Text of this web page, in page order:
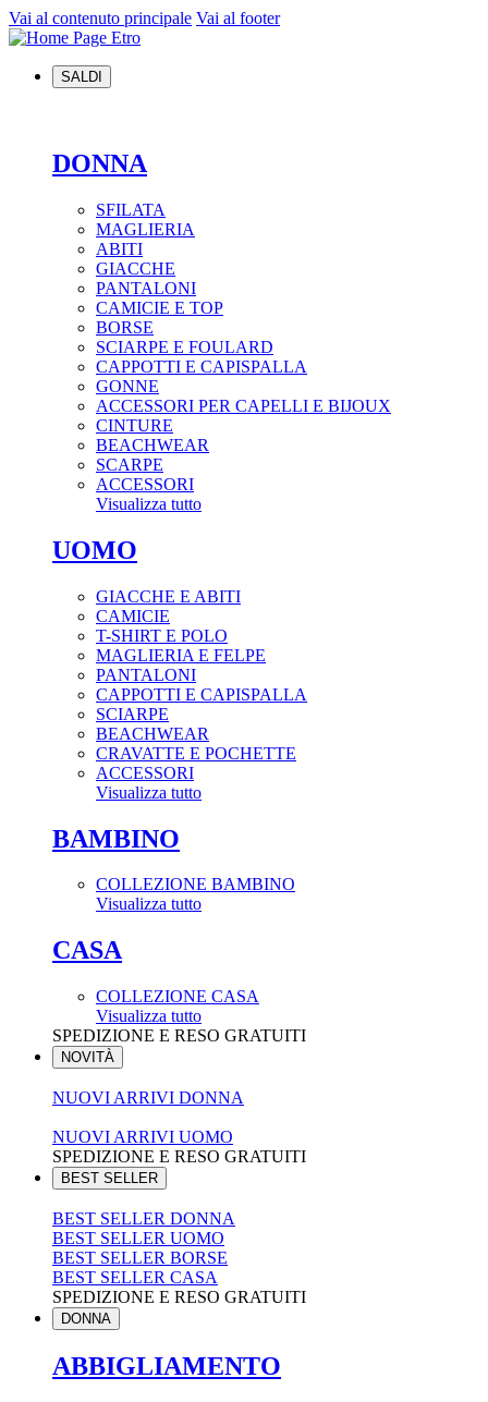
Vai al contenuto principale Vai al footer
SALDI
DONNA
SFILATA
MAGLIERIA
ABITI
GIACCHE
PANTALONI
CAMICIE E TOP
BORSE
SCIARPE E FOULARD
CAPPOTTI E CAPISPALLA
GONNE
ACCESSORI PER CAPELLI E BIJOUX
CINTURE
BEACHWEAR
SCARPE
ACCESSORI
Visualizza tutto
UOMO
GIACCHE E ABITI
CAMICIE
T-SHIRT E POLO
MAGLIERIA E FELPE
PANTALONI
CAPPOTTI E CAPISPALLA
SCIARPE
BEACHWEAR
CRAVATTE E POCHETTE
ACCESSORI
Visualizza tutto
BAMBINO
COLLEZIONE BAMBINO
Visualizza tutto
CASA
COLLEZIONE CASA
Visualizza tutto
SPEDIZIONE E RESO GRATUITI
NOVITÀ
NUOVI ARRIVI DONNA
NUOVI ARRIVI UOMO
SPEDIZIONE E RESO GRATUITI
BEST SELLER
BEST SELLER DONNA
BEST SELLER UOMO
BEST SELLER BORSE
BEST SELLER CASA
SPEDIZIONE E RESO GRATUITI
DONNA
ABBIGLIAMENTO